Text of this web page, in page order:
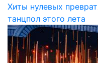
Хиты нулевых
танцпол этого лета